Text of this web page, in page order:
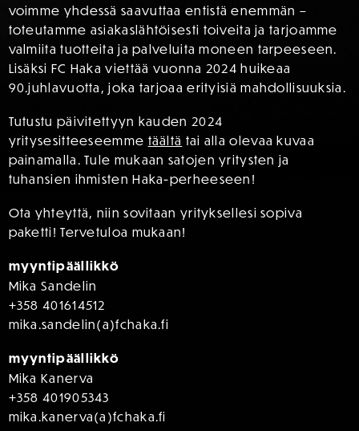
voimme yhdessä saavuttaa entistä enemmän –
toteutamme asiakaslähtöisesti toiveita ja tarjoamme
valmiita tuotteita ja palveluita moneen tarpeeseen.
Lisäksi FC Haka viettää vuonna 2024 huikeaa
90.juhlavuotta, joka tarjoaa erityisiä mahdollisuuksia.
Tutustu päivitettyyn kauden 2024
yritysesitteeseemme täältä tai alla olevaa kuvaa
painamalla. Tule mukaan satojen yritysten ja
tuhansien ihmisten Haka-perheeseen!
Ota yhteyttä, niin sovitaan yrityksellesi sopiva
paketti! Tervetuloa mukaan!
myyntipäällikkö
Mika Sandelin
+358 401614512
mika.sandelin(a)fchaka.fi
myyntipäällikkö
Mika Kanerva
+358 401905343
mika.kanerva(a)fchaka.fi